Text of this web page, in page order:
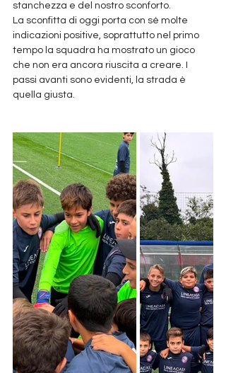
stanchezza e del nostro sconforto.
La sconfitta di oggi porta con sé molte
indicazioni positive, soprattutto nel primo
tempo la squadra ha mostrato un gioco
che non era ancora riuscita a creare. I
passi avanti sono evidenti, la strada è
quella giusta.